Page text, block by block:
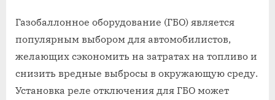
Газобаллонное оборудование (ГБО) является
популярным выбором для автомобилистов,
желающих сэкономить на затратах на топливо и
снизить вредные выбросы в окружающую среду.
Установка реле отключения для ГБО может